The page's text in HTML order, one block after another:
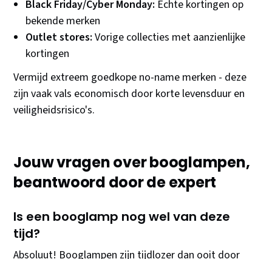
Black Friday/Cyber Monday: Echte kortingen op
bekende merken
Outlet stores: Vorige collecties met aanzienlijke
kortingen
Vermijd extreem goedkope no-name merken - deze
zijn vaak vals economisch door korte levensduur en
veiligheidsrisico's.
Jouw vragen over booglampen,
beantwoord door de expert
Is een booglamp nog wel van deze
tijd?
Absoluut! Booglampen zijn tijdlozer dan ooit door